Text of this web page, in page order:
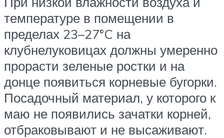
температуре в помещении в
пределах 23–27°C на
клубнелуковицах должны умеренно
прорасти зеленые ростки и на
донце появиться корневые бугорки.
Посадочный материал, у которого к
маю не появились зачатки корней,
отбраковывают и не высаживают.